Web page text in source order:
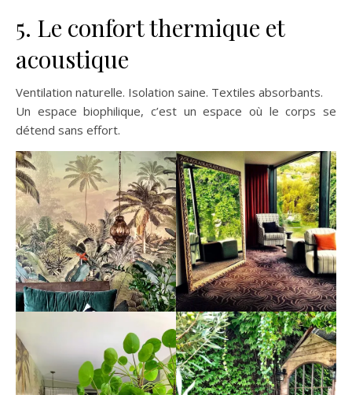
5. Le confort thermique et
acoustique
Ventilation naturelle. Isolation saine. Textiles absorbants.
Un espace biophilique, c’est un espace où le corps se
détend sans effort.